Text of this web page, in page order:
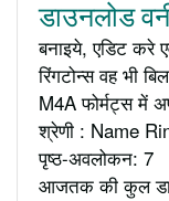
डाउनलोड
बनाइये, एडिट करे
रिंगटोन्स वह भी
M4A फोर्मट्स में
श्रेणी : Name
पृष्ठ-अवलोकन: 7
आजतक की कुल